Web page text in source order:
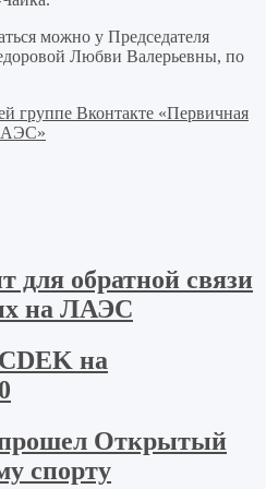
можно у Председателя
Любви Валерьевны, по
группе Вконтакте «Первичная
для обратной связи
на ЛАЭС
на
Открытый
спорту